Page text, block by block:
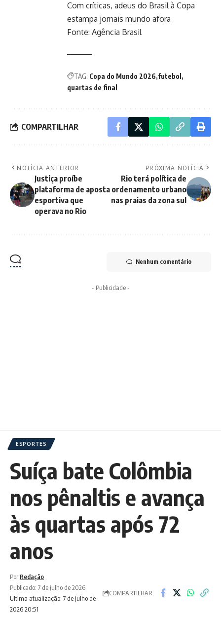
Com críticas, adeus do Brasil à Copa
estampa jornais mundo afora
Fonte: Agência Brasil
TAG: Copa do Mundo 2026 futebol
quartas de final
COMPARTILHAR
NOTÍCIA ANTERIOR
Justiça proíbe
plataforma de aposta
esportiva que
operava no Rio
PRÓXIMA NOTÍCIA
Rio terá política de
ordenamento urbano
nas praias da zona sul
Nenhum comentário
- Publicidade -
ESPORTES
Suíça bate Colômbia
nos pênaltis e avança
às quartas após 72
anos
Ultima atualização: 7 de julho de
2026 20:51
Por:Redação
Publicado: 7 de julho de 2026
COMPARTILHAR